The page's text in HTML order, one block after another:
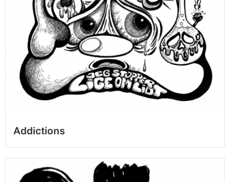
Addictions